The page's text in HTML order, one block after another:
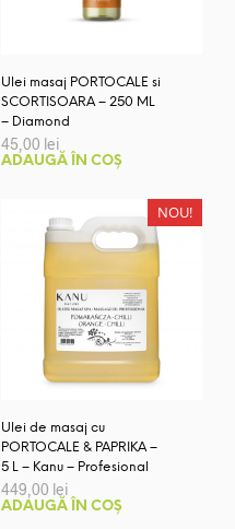
Ulei masaj PORTOCALE si
SCORTISOARA – 250 ML
– Diamond
45,00 lei
ADAUGĂ ÎN COȘ
NOU!
Ulei de masaj cu
PORTOCALE & PAPRIKA –
5 L – Kanu – Profesional
449,00 lei
ADAUGĂ ÎN COȘ